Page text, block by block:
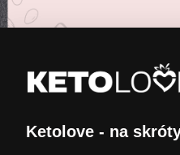
Ketolove - na